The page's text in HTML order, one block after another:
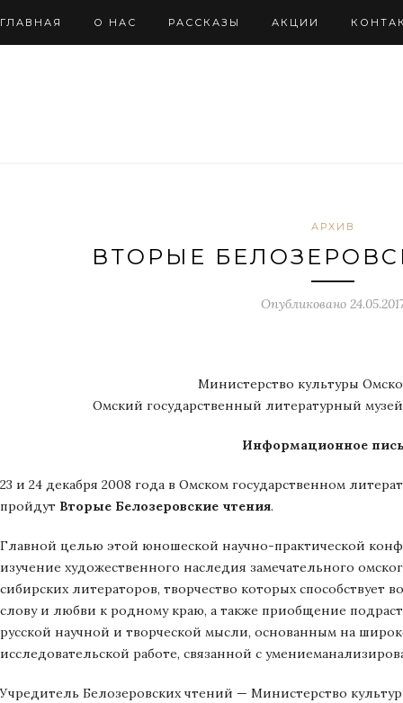
ГЛАВНАЯ О НАС РАССКАЗЫ АКЦИИ
АРХИВ
ВТОРЫЕ
Опубликовано
Министерство культуры
Омский государственный литературный
Информационное
23 и 24 декабря 2008 года в Омском государственном
пройдут Вторые Белозеровские чтения.
Главной целью этой юношеской научно-практической
изучение художественного наследия замечательного
сибирских литераторов, творчество которых способствует
слову и любви к родному краю, а также приобщение
русской научной и творческой мысли, основанным на
исследовательской работе, связанной с
Учредитель Белозеровских чтений — Министерство